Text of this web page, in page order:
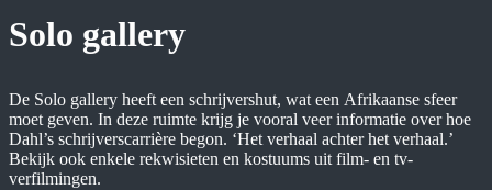
Solo gallery
De Solo gallery heeft een schrijvershut, wat een Afrikaanse sfeer
moet geven. In deze ruimte krijg je vooral veer informatie over hoe
Dahl’s schrijverscarrière begon. ‘Het verhaal achter het verhaal.’
Bekijk ook enkele rekwisieten en kostuums uit film- en tv-
verfilmingen.